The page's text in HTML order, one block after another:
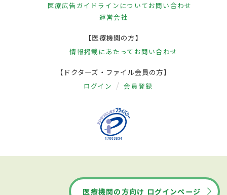
医療広告ガイドラインについてお問い合わせ
運営会社
【医療機関の方】
情報掲載にあたって お問い合わせ
【ドクターズ・ファイル会員の方】
ログイン 会員登録
医療機関の方向け ログインページ